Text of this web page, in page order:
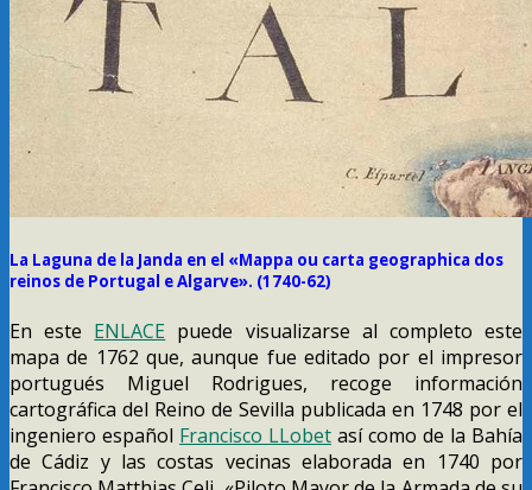
La Laguna de la Janda en el «Mappa ou carta geographica dos
reinos de Portugal e Algarve». (1740-62)
En este ENLACE puede visualizarse al completo este
mapa de 1762 que, aunque fue editado por el impresor
portugués Miguel Rodrigues, recoge información
cartográfica del Reino de Sevilla publicada en 1748 por el
ingeniero español Francisco LLobet así como de la Bahía
de Cádiz y las costas vecinas elaborada en 1740 por